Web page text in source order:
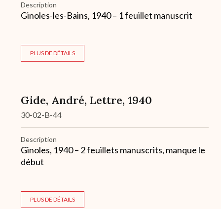
Description
Ginoles-les-Bains, 1940 – 1 feuillet manuscrit
PLUS DE DÉTAILS
Gide, André, Lettre, 1940
30-02-B-44
Description
Ginoles, 1940 – 2 feuillets manuscrits, manque le
début
PLUS DE DÉTAILS